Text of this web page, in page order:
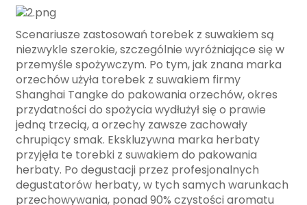
Scenariusze zastosowań torebek z suwakiem są
niezwykle szerokie, szczególnie wyróżniające się w
przemyśle spożywczym. Po tym, jak znana marka
orzechów użyła torebek z suwakiem firmy
Shanghai Tangke do pakowania orzechów, okres
przydatności do spożycia wydłużył się o prawie
jedną trzecią, a orzechy zawsze zachowały
chrupiący smak. Ekskluzywna marka herbaty
przyjęła te torebki z suwakiem do pakowania
herbaty. Po degustacji przez profesjonalnych
degustatorów herbaty, w tych samych warunkach
przechowywania, ponad 90% czystości aromatu